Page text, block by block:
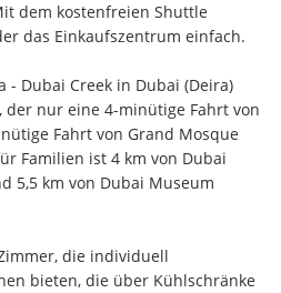
dem kostenfreien Shuttle
das Einkaufszentrum einfach.
- Dubai Creek in Dubai (Deira)
nur eine 4-minütige Fahrt von
Fahrt von Grand Mosque
Familien ist 4 km von Dubai
5,5 km von Dubai Museum
die individuell
bieten, die über Kühlschränke